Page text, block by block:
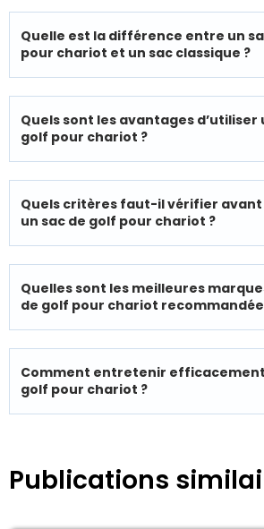
Quelle est la différence entre un
pour chariot et un sac classique ?
Quels sont les avantages d’utiliser
golf pour chariot ?
Quels critères faut-il vérifier avant
un sac de golf pour chariot ?
Quelles sont les meilleures
de golf pour chariot
Comment entretenir efficacement
golf pour chariot ?
Publications